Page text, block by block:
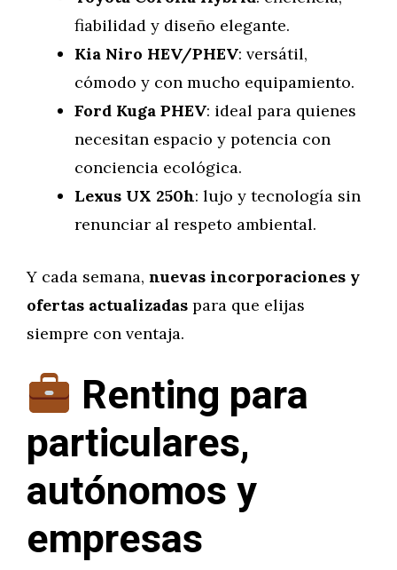
fiabilidad y diseño elegante.
Kia Niro HEV/PHEV: versátil,
cómodo y con mucho equipamiento.
Ford Kuga PHEV: ideal para quienes
necesitan espacio y potencia con
conciencia ecológica.
Lexus UX 250h: lujo y tecnología sin
renunciar al respeto ambiental.
Y cada semana, nuevas incorporaciones y
ofertas actualizadas para que elijas
siempre con ventaja.
Renting para
particulares,
autónomos y
empresas